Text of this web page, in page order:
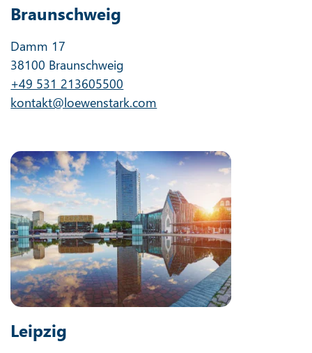
Braunschweig
Damm 17
38100 Braunschweig
+49 531 213605500
kontakt@loewenstark.com
Leipzig